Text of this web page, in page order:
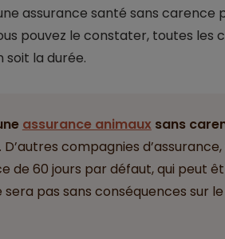
assurance santé sans carence
pouvez le constater, toutes les
soit la durée.
assurance animaux sans
compagnies d’assurance,
de 60 jours par défaut, qui peut
pas sans conséquences sur